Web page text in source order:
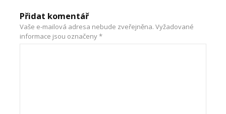
Přidat komentář
Vaše e-mailová adresa nebude zveřejněna. Vyžadované
informace jsou označeny*